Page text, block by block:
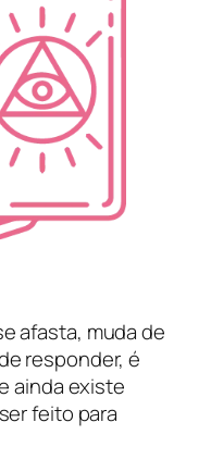
afasta, muda de
responder, é
ainda existe
feito para